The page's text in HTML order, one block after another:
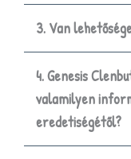
3. Van
4. Genesis
valamilyen
eredetiségétől?